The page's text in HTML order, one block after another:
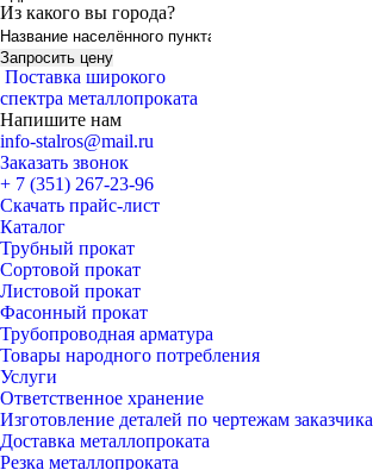
Из какого вы города?
Поставка широкого
спектра металлопроката
Напишите нам
info-stalros@mail.ru
Заказать звонок
+ 7 (351) 267-23-96
Скачать прайс-лист
Каталог
Трубный прокат
Сортовой прокат
Листовой прокат
Фасонный прокат
Трубопроводная арматура
Товары народного потребления
Услуги
Ответственное хранение
Изготовление деталей по чертежам заказчика
Доставка металлопроката
Резка металлопроката